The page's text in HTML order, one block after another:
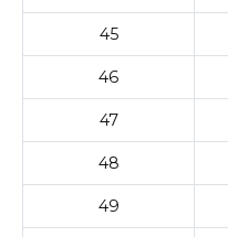
45
46
47
48
49